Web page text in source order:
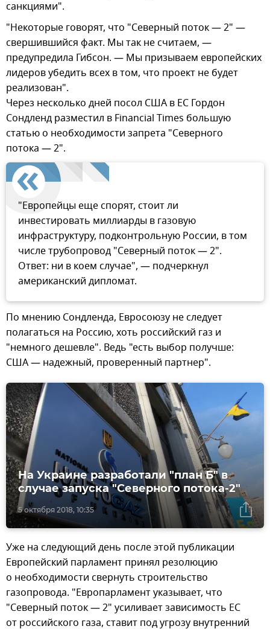
санкциями".
"Некоторые говорят, что "Северный поток — 2" —
свершившийся факт. Мы так не считаем, —
предупредила Гибсон. — Мы призываем европейских
лидеров убедить всех в том, что проект не будет
реализован".
Через несколько дней посол США в ЕС Гордон
Сондленд разместил в Financial Times большую
статью о необходимости запрета "Северного
потока — 2".
"Европейцы еще спорят, стоит ли
инвестировать миллиарды в газовую
инфраструктуру, подконтрольную России, в том
числе трубопровод "Северный поток — 2".
Ответ: ни в коем случае", — подчеркнул
американский дипломат.
По мнению Сондленда, Евросоюзу не следует
полагаться на Россию, хоть российский газ и
"немного дешевле". Ведь "есть выбор получше:
США — надежный, проверенный партнер".
5 октября 2018, 10:35
На Украине разработали "план Б" в
случае запуска "Северного потока-2"
Уже на следующий день после этой публикации
Европейский парламент принял резолюцию
о необходимости свернуть строительство
газопровода. "Европарламент указывает, что
"Северный поток — 2" усиливает зависимость ЕС
от российского газа, ставит под угрозу внутренний